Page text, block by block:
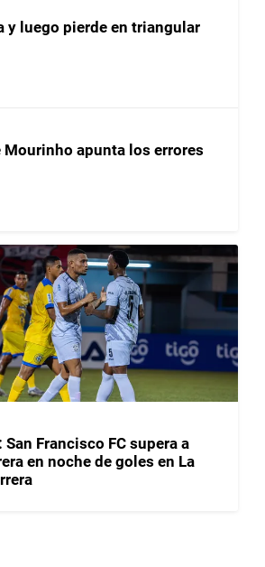
y luego pierde en triangular
Mourinho apunta los errores
San Francisco FC supera a
en noche de goles en La